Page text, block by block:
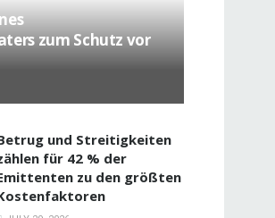
zum Schutz vor
und Streitigkeiten
für 42 % der
zu den größten